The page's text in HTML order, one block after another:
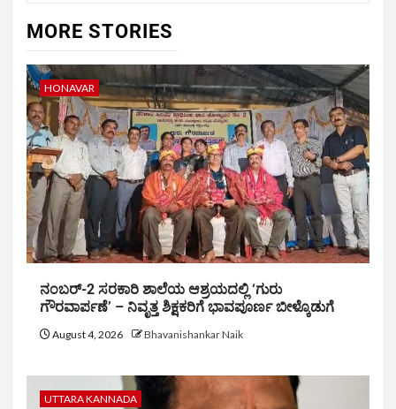
MORE STORIES
HONAVAR
ನಂಬರ್-2 ಸರಕಾರಿ ಶಾಲೆಯ ಆಶ್ರಯದಲ್ಲಿ ‘ಗುರು
ಗೌರವಾರ್ಪಣೆ’ – ನಿವೃತ್ತ ಶಿಕ್ಷಕರಿಗೆ ಭಾವಪೂರ್ಣ ಬೀಳ್ಕೊಡುಗೆ
August 4, 2026 Bhavanishankar Naik
UTTARA KANNADA